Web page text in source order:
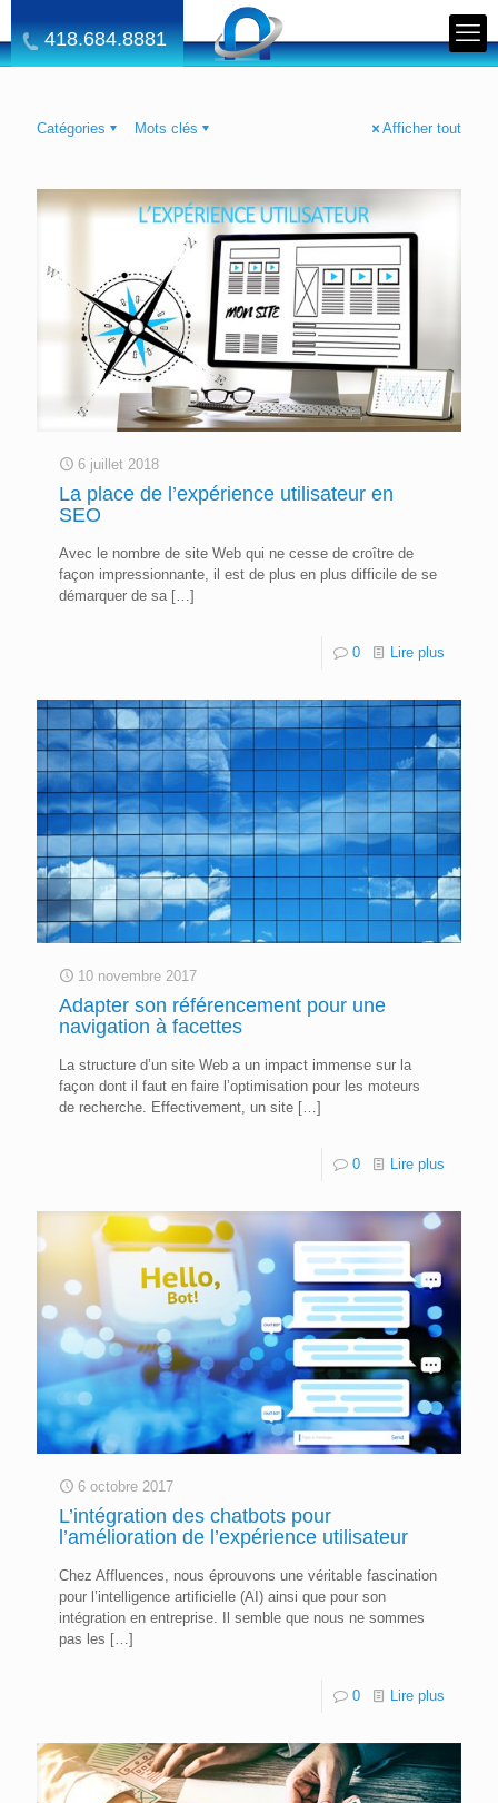
418.684.8881
Catégories Mots clés Afficher tout
6 juillet 2018
La place de l’expérience utilisateur en
SEO
Avec le nombre de site Web qui ne cesse de croître de
façon impressionnante, il est de plus en plus difficile de se
démarquer de sa[…]
0 Lire plus
10 novembre 2017
Adapter son référencement pour une
navigation à facettes
La structure d’un site Web a un impact immense sur la
façon dont il faut en faire l’optimisation pour les moteurs
de recherche. Effectivement, un site […]
0 Lire plus
6 octobre 2017
L’intégration des chatbots pour
l’amélioration de l’expérience utilisateur
Chez Affluences, nous éprouvons une véritable fascination
pour l’intelligence artificielle (AI) ainsi que pour son
intégration en entreprise. Il semble que nous ne sommes
pas les […]
0 Lire plus